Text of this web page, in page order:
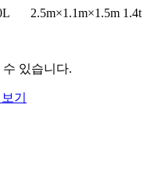
2.5m×1.1m×1.5m 1.4t
있습니다.
기